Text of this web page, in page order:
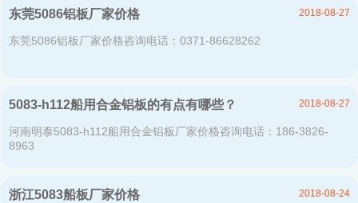
东莞5086铝板厂家价格
东莞5086铝板厂家价格咨询电话：0371-86628262
2018-08-27
5083-h112船用合金铝板的有点有哪些？
河南明泰5083-h112船用合金铝板厂家价格咨询电话：186-3826-
8963
2018-08-27
浙江5083船板厂家价格 2018-08-24